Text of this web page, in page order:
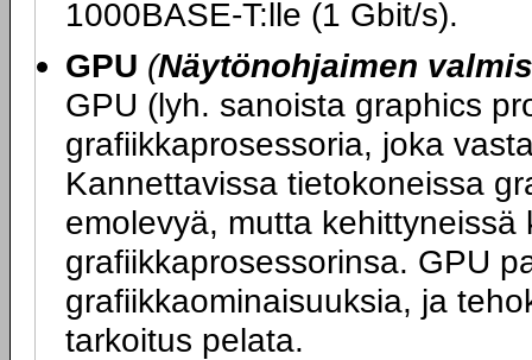
1000BASE-T:lle (1 Gbit/s).
GPU (Näytönohjaimen
GPU (lyh. sanoista graphics
grafiikkaprosessoria, joka
Kannettavissa tietokoneissa
emolevyä, mutta
grafiikkaprosessorinsa. GPU
grafiikkaominaisuuksia, ja
tarkoitus pelata.